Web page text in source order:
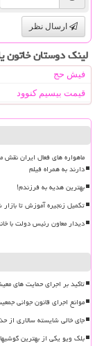
ارسال نظر
لینک دوستان خاتون
فیش حج
قیمت بیسیم کنوود
ماهواره های فعال ایران
دارند به همراه فیلم
بهترین هدیه به فرزندم!
تکمیل زنجیره آموزش تا
دیدار معاون رئیس دولت با
تاکید بر اجرای حمایت های
موانع اجرای قانون جوانی
جای خالی شایسته سالاری از
بلک ویو یکی از بهترین